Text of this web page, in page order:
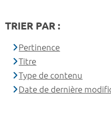
TRIER PAR :
Pertinence
Titre
Type de contenu
Date de dernière